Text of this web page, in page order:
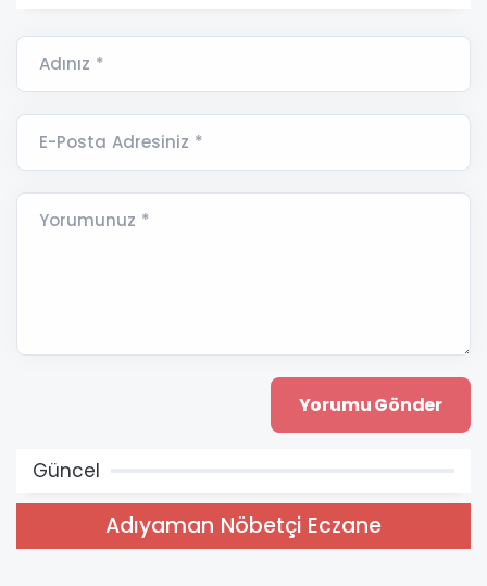
Adınız *
E-Posta Adresiniz *
Yorumunuz *
Güncel
Adıyaman Nöbetçi Eczane